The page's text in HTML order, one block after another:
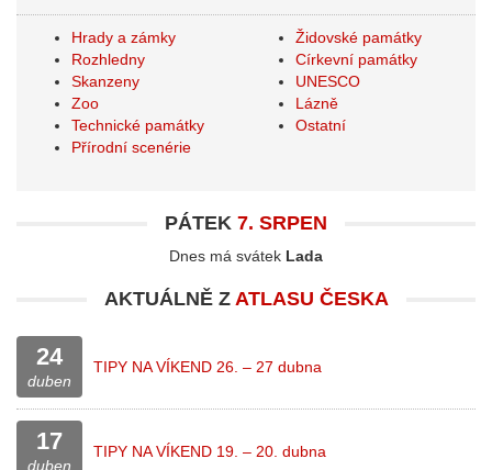
Hrady a zámky
Rozhledny
Skanzeny
Zoo
Technické památky
Přírodní scenérie
Židovské památky
Církevní památky
UNESCO
Lázně
Ostatní
PÁTEK 7. SRPEN
Dnes má svátek Lada
AKTUÁLNĚ Z ATLASU ČESKA
24
duben
TIPY NA VÍKEND 26. – 27 dubna
17
duben
TIPY NA VÍKEND 19. – 20. dubna